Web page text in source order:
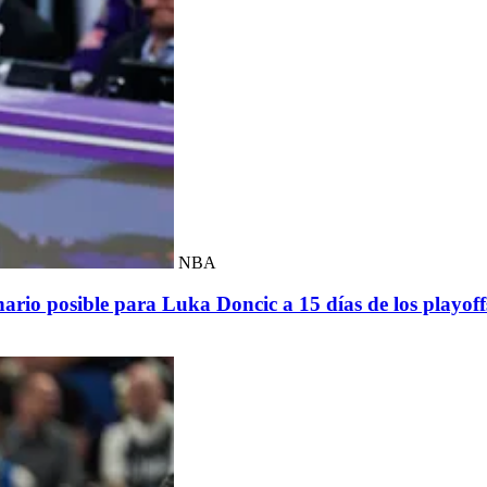
NBA
posible para Luka Doncic a 15 días de los